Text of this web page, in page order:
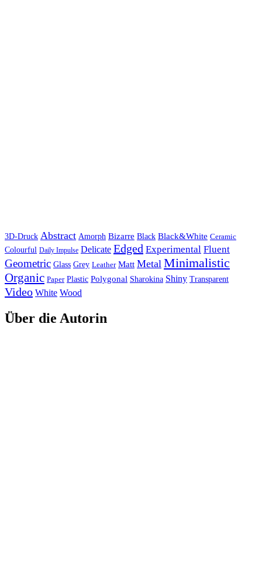
3D-Druck Abstract Amorph Bizarre Black Black&White Ceramic
Colourful Daily Impulse Delicate Edged Experimental Fluent
Geometric Glass Grey Leather Matt Metal Minimalistic
Organic Paper Plastic Polygonal Sharokina Shiny Transparent
Video White Wood
Über die Autorin